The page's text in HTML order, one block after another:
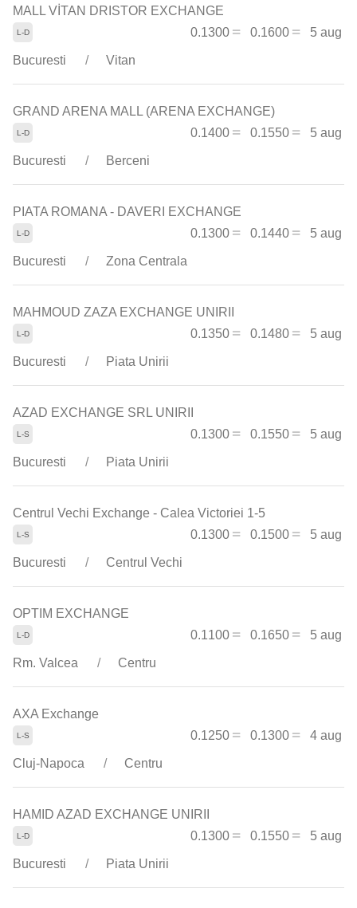
MALL VİTAN DRISTOR EXCHANGE
Bucuresti Vitan
0.1300 0.1600 5 aug
GRAND ARENA MALL (ARENA EXCHANGE)
Bucuresti Berceni
0.1400 0.1550 5 aug
PIATA ROMANA - DAVERI EXCHANGE
Bucuresti Zona Centrala
0.1300 0.1440 5 aug
MAHMOUD ZAZA EXCHANGE UNIRII
Bucuresti Piata Unirii
0.1350 0.1480 5 aug
AZAD EXCHANGE SRL UNIRII
Bucuresti Piata Unirii
0.1300 0.1550 5 aug
Centrul Vechi Exchange - Calea Victoriei 1-5
Bucuresti Centrul Vechi
0.1300 0.1500 5 aug
OPTIM EXCHANGE
Rm. Valcea Centru
0.1100 0.1650 5 aug
AXA Exchange
Cluj-Napoca Centru
0.1250 0.1300 4 aug
HAMID AZAD EXCHANGE UNIRII
Bucuresti Piata Unirii
0.1300 0.1550 5 aug